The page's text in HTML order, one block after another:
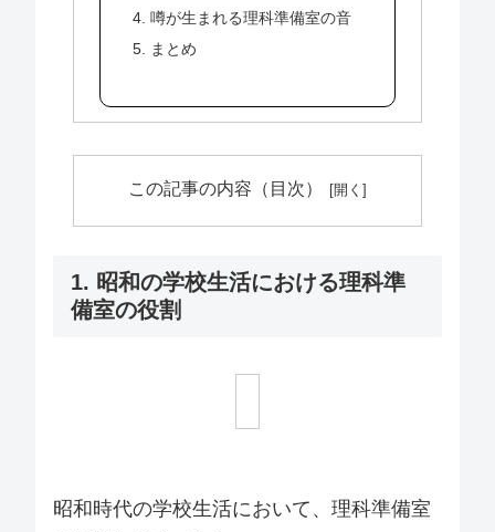
4. 噂が生まれる理科準備室の音
5. まとめ
この記事の内容（目次）
1. 昭和の学校生活における理科準
備室の役割
昭和時代の学校生活において、理科準備室